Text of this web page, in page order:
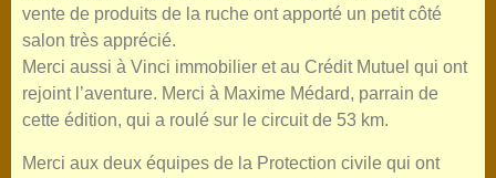
vente de produits de la ruche ont apporté un petit côté
salon très apprécié.
Merci aussi à Vinci immobilier et au Crédit Mutuel qui ont
rejoint l’aventure. Merci à Maxime Médard, parrain de
cette édition, qui a roulé sur le circuit de 53 km.
Merci aux deux équipes de la Protection civile qui ont